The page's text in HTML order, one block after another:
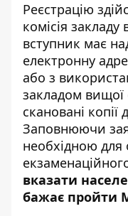
Реєстрацію
комісія
вступник має
електронну
або з
закладом вищої
скановані копії
Заповнюючи
необхідною
вказати
бажає пройти